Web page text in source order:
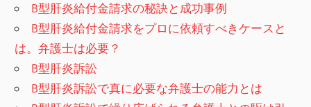
B型肝炎給付金請求の秘訣と成功事例
B型肝炎給付金請求をプロに依頼すべきケースと
は。弁護士は必要？
B型肝炎訴訟
B型肝炎訴訟で真に必要な弁護士の能力とは